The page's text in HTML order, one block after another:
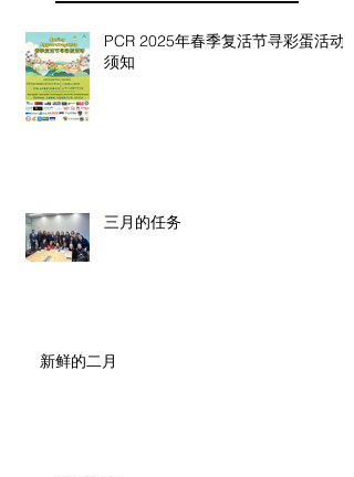
PCR 2025年春季复活节寻彩蛋活动
须知
三月的任务
新鲜的二月